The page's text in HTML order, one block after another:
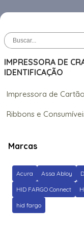
IMPRESSORA DE
IDENTIFICAÇÃO
Impressora de
Ribbons e
Marcas
Acura Assa Abloy
HID FARGO Connect
hid fargo